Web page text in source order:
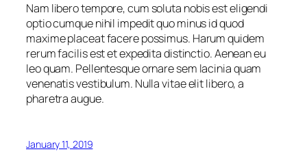
Nam libero tempore, cum soluta nobis est eligendi
optio cumque nihil impedit quo minus id quod
maxime placeat facere possimus. Harum quidem
rerum facilis est et expedita distinctio. Aenean eu
leo quam. Pellentesque ornare sem lacinia quam
venenatis vestibulum. Nulla vitae elit libero, a
pharetra augue.
January 11, 2019